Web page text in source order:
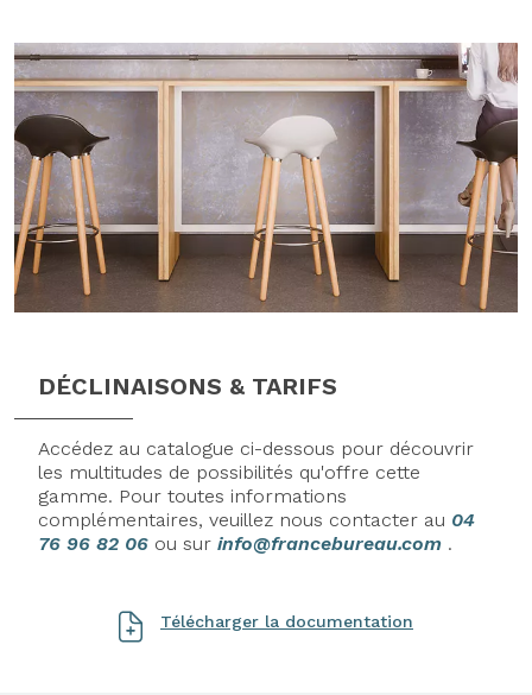
DÉCLINAISONS & TARIFS
Accédez au catalogue ci-dessous pour découvrir
les multitudes de possibilités qu'offre cette
gamme. Pour toutes informations
complémentaires, veuillez nous contacter au 04
76 96 82 06 ou sur info@francebureau.com .
Télécharger la documentation